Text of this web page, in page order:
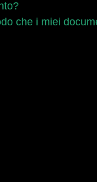
che i miei